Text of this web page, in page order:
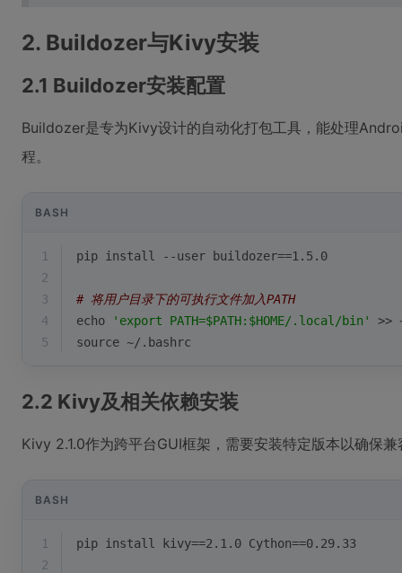
2. Buildozer与Kivy安装
2.1 Buildozer安装配置
Buildozer是专为Kivy设计的自动化打包工具，能处理
程。
BASH
1
pip install --user buildozer==1.5.0
2
3
# 将用户目录下的可执行文件加入PATH
4
echo 'export PATH=$PATH:$HOME/.local/bin'
>>
5
source ~/.bashrc
2.2 Kivy及相关依赖安装
Kivy 2.1.0作为跨平台GUI框架，需要安装特定版本以确保兼
BASH
1
pip install kivy==2.1.0 Cython==0.29.33
2